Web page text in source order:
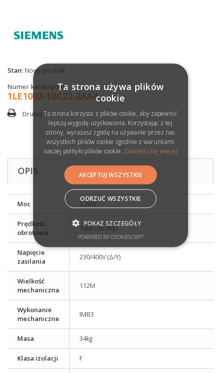
Stan: Nowy produkt
Numer katalogowy:
1LE1003-1BC22-2AA4
Drukuj
OPIS
Moc 2.2kW
Prędkość
obrotowa
1000 obr/min
Napięcie
zasilania
230/400V (Δ/Y)
Wielkość
mechaniczna
112M
Wykonanie
mechaniczne
IMB3
Masa 34kg
Klasa izolacji F
Ta strona używa plików
cookie
Ta strona korzysta z plików cookie, aby zapewnić
lepszą wygodę użytkowania. Korzystając z tej
strony, wyrażasz zgodę na używanie przez nas
wszystkich plików cookie zgodnie z warunkami
naszej polityki plików cookie. Dowiedz się więcej
AKCEPTUJ WSZYSTKIE
ODRZUĆ WSZYSTKIE
POKAŻ SZCZEGÓŁY
POWERED BY COOKIESCRIPT